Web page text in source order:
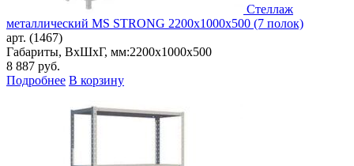
Стеллаж
металлический MS STRONG 2200x1000x500 (7 полок)
арт. (1467)
Габариты, ВxШxГ, мм:2200x1000x500
8 887 руб.
Подробнее В корзину